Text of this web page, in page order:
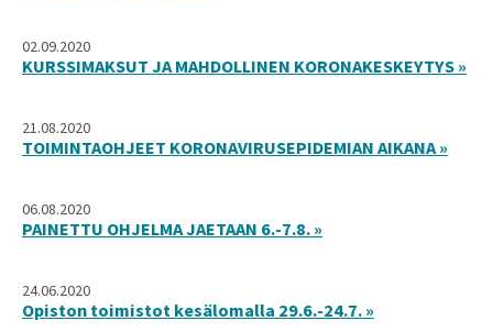
02.09.2020
KURSSIMAKSUT JA MAHDOLLINEN KORONAKESKEYTYS »
21.08.2020
TOIMINTAOHJEET KORONAVIRUSEPIDEMIAN AIKANA »
06.08.2020
PAINETTU OHJELMA JAETAAN 6.-7.8. »
24.06.2020
Opiston toimistot kesälomalla 29.6.-24.7. »